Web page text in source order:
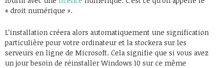
« droit numérique ».
L’installation créera alors automatiquement une signification
particulière pour votre ordinateur et la stockera sur les
serveurs en ligne de Microsoft. Cela signifie que si vous avez
un jour besoin de réinstaller Windows 10 sur ce même